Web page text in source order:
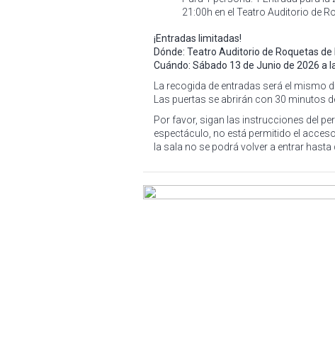
21:00h en el Teatro Auditorio de
¡Entradas limitadas!
Dónde: Teatro Auditorio de Roquetas de
Cuándo: Sábado 13 de Junio de 2026 a
La recogida de entradas será el mismo
Las puertas se abrirán con 30 minutos
Por favor, sigan las instrucciones del
espectáculo, no está permitido el
la sala no se podrá volver a entrar